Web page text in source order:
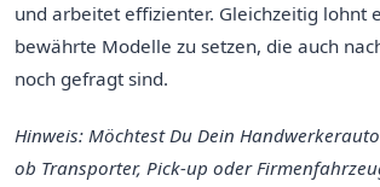
und arbeitet effizienter. Gleichzeitig lohnt
bewährte Modelle zu setzen, die auch
noch gefragt sind.
Hinweis: Möchtest Du Dein
ob Transporter, Pick-up oder